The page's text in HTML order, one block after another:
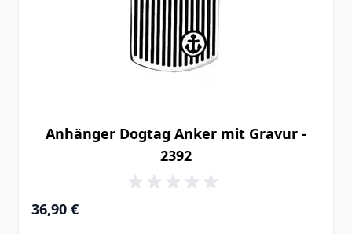
Anhänger Dogtag Anker mit Gravur -
2392
36,90 €